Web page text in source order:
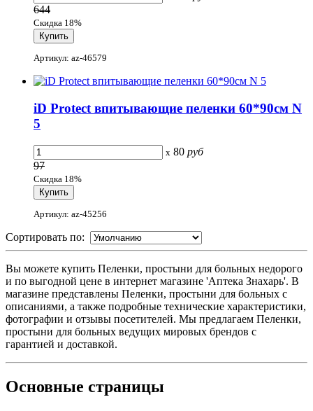
644
Скидка 18%
Артикул: az-46579
iD Protect впитывающие пеленки 60*90см N
5
x 80 руб
97
Скидка 18%
Артикул: az-45256
Сортировать по:
Вы можете купить Пеленки, простыни для больных недорого
и по выгодной цене в интернет магазине 'Аптека Знахарь'. В
магазине представлены Пеленки, простыни для больных с
описаниями, а также подробные технические характеристики,
фотографии и отзывы посетителей. Мы предлагаем Пеленки,
простыни для больных ведущих мировых брендов с
гарантией и доставкой.
Основные страницы